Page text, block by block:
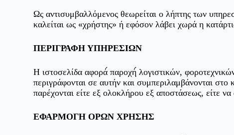
Ως αντισυμβαλλόμενος θεωρείται ο λήπτης των
καλείται ως «χρήστης» ή εφόσον λάβει χωρά η
ΠΕΡΙΓΡΑΦΗ ΥΠΗΡΕΣΙΩΝ
Η ιστοσελίδα αφορά́ παροχή́ λογιστικών,
περιγράφονται σε αυτήν και συμπεριλαμβάνονται στο
παρέχονται είτε εξ ολοκλήρου εξ αποστάσεως, είτε
ΕΦΑΡΜΟΓΗ ΟΡΩΝ ΧΡΗΣΗΣ